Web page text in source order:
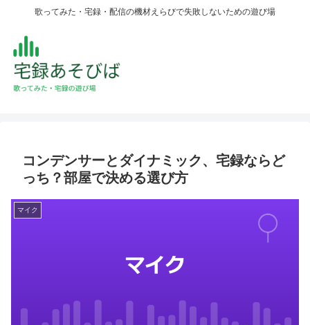
歌ってみた・宅録・配信の機材えらびで失敗しないための遊び場
コンデンサーとダイナミック、宅録ならど
っち？部屋で決める選び方
マイク